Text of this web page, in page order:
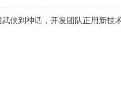
侠到神话，开发团队正用新技